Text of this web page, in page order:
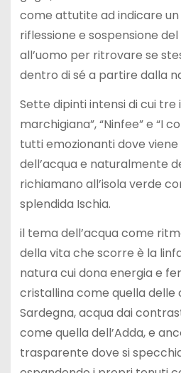
come attutite ad indicare
riflessione e sospensione
all’uomo per ritrovare se
dentro di sé a partire dalla
Sette dipinti intensi di cui tre
marchigiana”, “Ninfee” e “I
tutti emozionanti dove
dell’acqua e naturalmente
richiamano all’isola verde
splendida Ischia.
il tema dell’acqua come
della vita che scorre è la
natura cui dona energia e
cristallina come quella delle
Sardegna, acqua dai
come quella dell’Adda, e
trasparente dove si